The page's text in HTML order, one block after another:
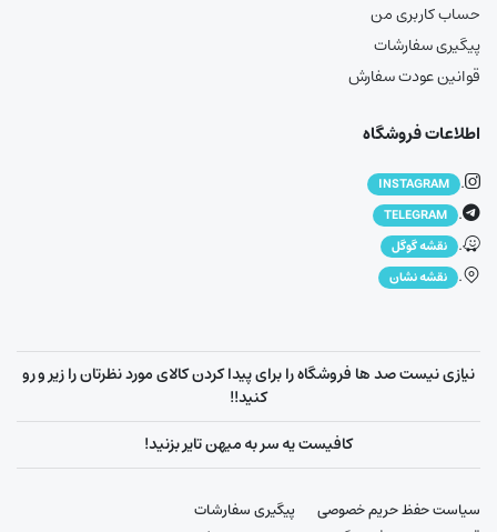
حساب کاربری من
پیگیری سفارشات
قوانین عودت سفارش
اطلاعات فروشگاه
.
INSTAGRAM
.
TELEGRAM
. نقشه گوگل
. نقشه نشان
نیازی نیست صد ها فروشگاه را برای پیدا کردن کالای مورد نظرتان را زیر و رو
کنید!!
کافیست یه سر به میهن تایر بزنید!
سیاست حفظ حریم خصوصی
پیگیری سفارشات